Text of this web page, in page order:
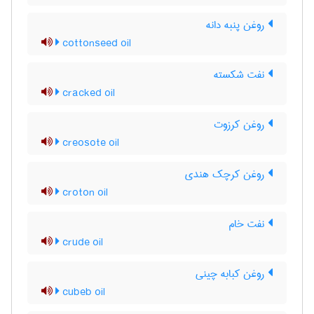
روغن پنبه دانه
cottonseed oil
نفت شکسته
cracked oil
روغن کرزوت
creosote oil
روغن کرچک هندی
croton oil
نفت خام
crude oil
روغن کبابه چینی
cubeb oil